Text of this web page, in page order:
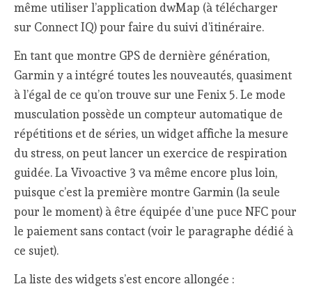
même utiliser l’application dwMap (à télécharger
sur Connect IQ) pour faire du suivi d’itinéraire.
En tant que montre GPS de dernière génération,
Garmin y a intégré toutes les nouveautés, quasiment
à l’égal de ce qu’on trouve sur une Fenix 5. Le mode
musculation possède un compteur automatique de
répétitions et de séries, un widget affiche la mesure
du stress, on peut lancer un exercice de respiration
guidée. La Vivoactive 3 va même encore plus loin,
puisque c’est la première montre Garmin (la seule
pour le moment) à être équipée d’une puce NFC pour
le paiement sans contact (voir le paragraphe dédié à
ce sujet).
La liste des widgets s’est encore allongée :